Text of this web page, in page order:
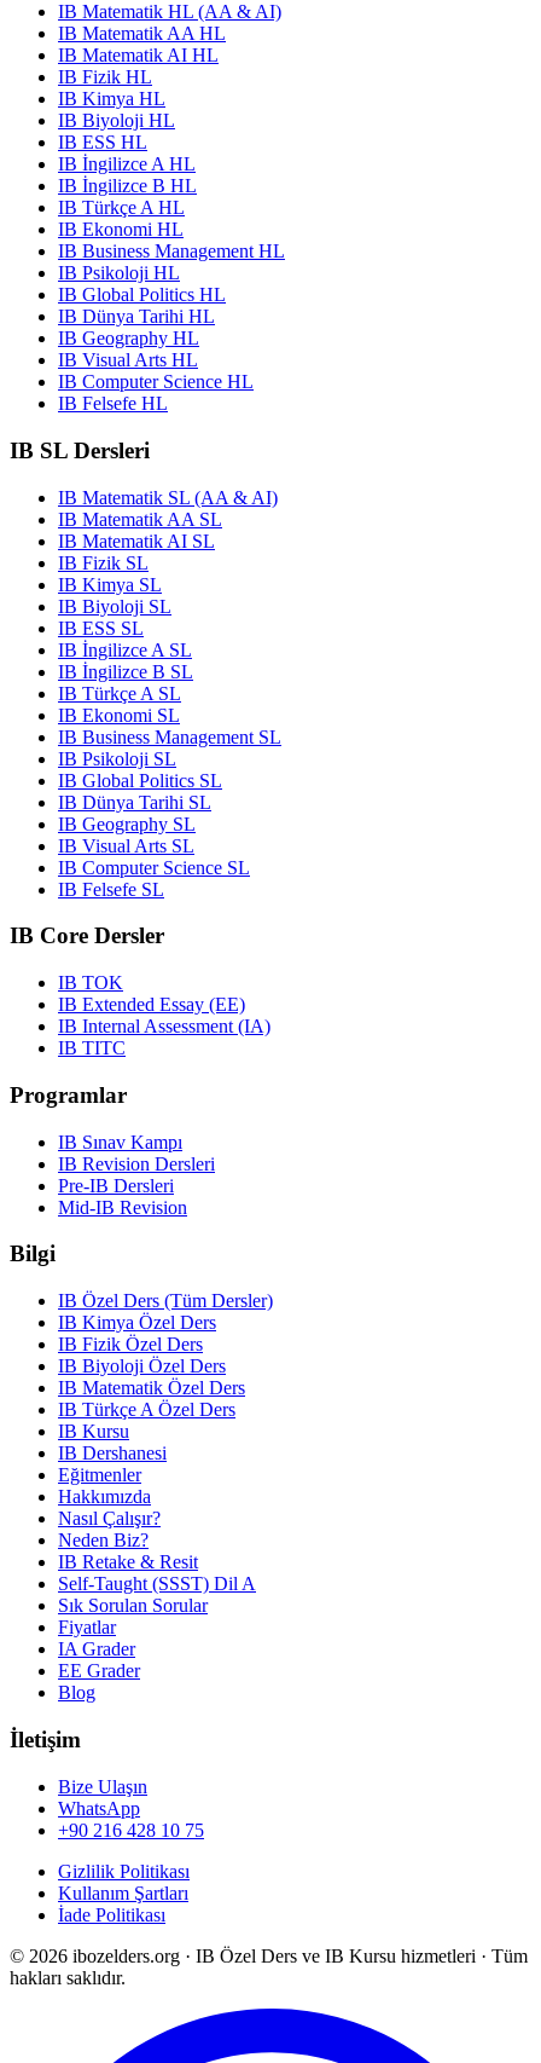
IB Matematik HL (AA & AI)
IB Matematik AA HL
IB Matematik AI HL
IB Fizik HL
IB Kimya HL
IB Biyoloji HL
IB ESS HL
IB İngilizce A HL
IB İngilizce B HL
IB Türkçe A HL
IB Ekonomi HL
IB Business Management HL
IB Psikoloji HL
IB Global Politics HL
IB Dünya Tarihi HL
IB Geography HL
IB Visual Arts HL
IB Computer Science HL
IB Felsefe HL
IB SL Dersleri
IB Matematik SL (AA & AI)
IB Matematik AA SL
IB Matematik AI SL
IB Fizik SL
IB Kimya SL
IB Biyoloji SL
IB ESS SL
IB İngilizce A SL
IB İngilizce B SL
IB Türkçe A SL
IB Ekonomi SL
IB Business Management SL
IB Psikoloji SL
IB Global Politics SL
IB Dünya Tarihi SL
IB Geography SL
IB Visual Arts SL
IB Computer Science SL
IB Felsefe SL
IB Core Dersler
IB TOK
IB Extended Essay (EE)
IB Internal Assessment (IA)
IB TITC
Programlar
IB Sınav Kampı
IB Revision Dersleri
Pre-IB Dersleri
Mid-IB Revision
Bilgi
IB Özel Ders (Tüm Dersler)
IB Kimya Özel Ders
IB Fizik Özel Ders
IB Biyoloji Özel Ders
IB Matematik Özel Ders
IB Türkçe A Özel Ders
IB Kursu
IB Dershanesi
Eğitmenler
Hakkımızda
Nasıl Çalışır?
Neden Biz?
IB Retake & Resit
Self-Taught (SSST) Dil A
Sık Sorulan Sorular
Fiyatlar
IA Grader
EE Grader
Blog
İletişim
Bize Ulaşın
WhatsApp
+90 216 428 10 75
Gizlilik Politikası
Kullanım Şartları
İade Politikası
© 2026 ibozelders.org · IB Özel Ders ve IB Kursu hizmetleri · Tüm
hakları saklıdır.